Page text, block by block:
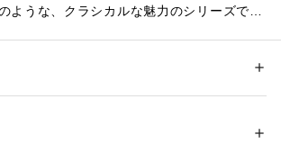
ような、クラシカルな魅力のシリーズで
ぞれステッチを変化させることで華やかさ
た。
プまでほどこされた曲線の刺しゅうは、格
エステル・ポリウレタン
）